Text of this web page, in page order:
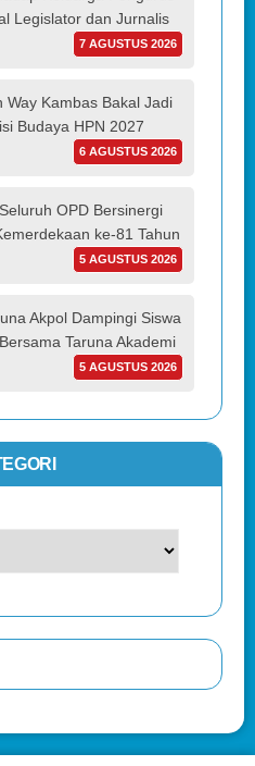
Legislator dan Jurnalis
7 AGUSTUS 2026
Way Kambas Bakal Jadi
Budaya HPN 2027
6 AGUSTUS 2026
OPD Bersinergi
ke-81 Tahun
5 AGUSTUS 2026
Akpol Dampingi Siswa
Taruna Akademi
5 AGUSTUS 2026